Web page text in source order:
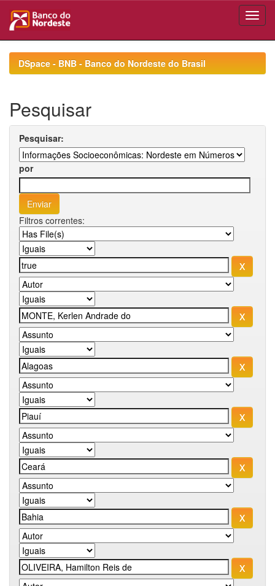
navigationDSpace - BNB - Banco do Nordeste do Brasil
Pesquisar
Pesquisar:
por
Filtros correntes: